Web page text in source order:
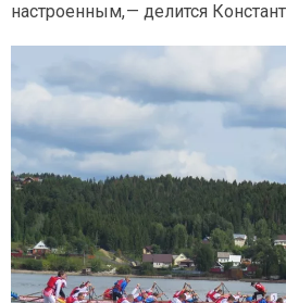
настроенным, — делится